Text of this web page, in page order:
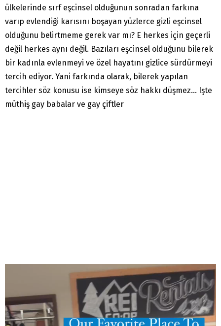
ülkelerinde sırf eşcinsel olduğunun sonradan farkına
varıp evlendiği karısını boşayan yüzlerce gizli eşcinsel
olduğunu belirtmeme gerek var mı? E herkes için geçerli
değil herkes aynı değil. Bazıları eşcinsel olduğunu bilerek
bir kadınla evlenmeyi ve özel hayatını gizlice sürdürmeyi
tercih ediyor. Yani farkında olarak, bilerek yapılan
tercihler söz konusu ise kimseye söz hakkı düşmez… Işte
müthiş gay babalar ve gay çiftler